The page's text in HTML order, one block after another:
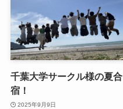
千葉大学サークル様の夏合
宿！
2025年9月9日